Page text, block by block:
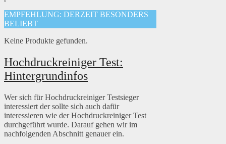
EMPFEHLUNG: DERZEIT BESONDERS
BELIEBT
Keine Produkte gefunden.
Hochdruckreiniger Test:
Hintergrundinfos
Wer sich für Hochdruckreiniger Testsieger
interessiert der sollte sich auch dafür
interessieren wie der Hochdruckreiniger Test
durchgeführt wurde. Darauf gehen wir im
nachfolgenden Abschnitt genauer ein.